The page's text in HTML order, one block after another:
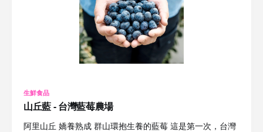
生鮮食品
山丘藍 - 台灣藍莓農場
阿里山丘 嬌養熟成 群山環抱生養的藍莓 這是第一次，台灣